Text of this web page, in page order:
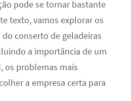
pode se tornar bastante
texto, vamos explorar os
conserto de geladeiras
a importância de um
os problemas mais
a empresa certa para